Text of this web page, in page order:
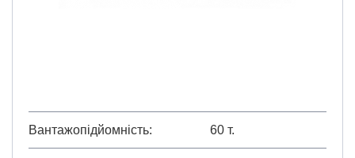
Вантажопідйомність 60 т.